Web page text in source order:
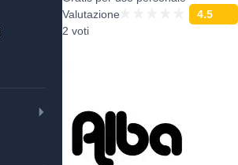
Valutazione
4.5
2 voti